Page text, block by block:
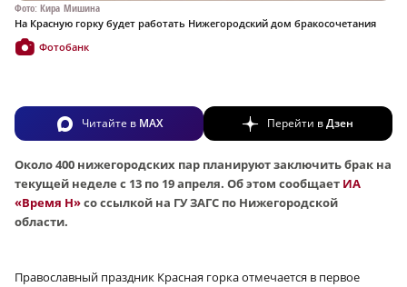
Фото: Кира Мишина
На Красную горку будет работать Нижегородский дом бракосочетания
Фотобанк
Читайте в MAX Перейти вДзен
Около 400 нижегородских пар планируют заключить брак на
текущей неделе с 13 по 19 апреля. Об этом сообщает ИА
«Время Н»со ссылкой на ГУ ЗАГС по Нижегородской
области.
Православный праздник Красная горка отмечается в первое